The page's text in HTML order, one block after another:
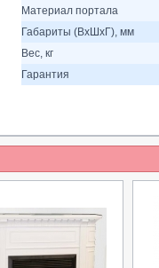
Материал портала
Габариты (ВхШхГ), мм
Вес, кг
Гарантия